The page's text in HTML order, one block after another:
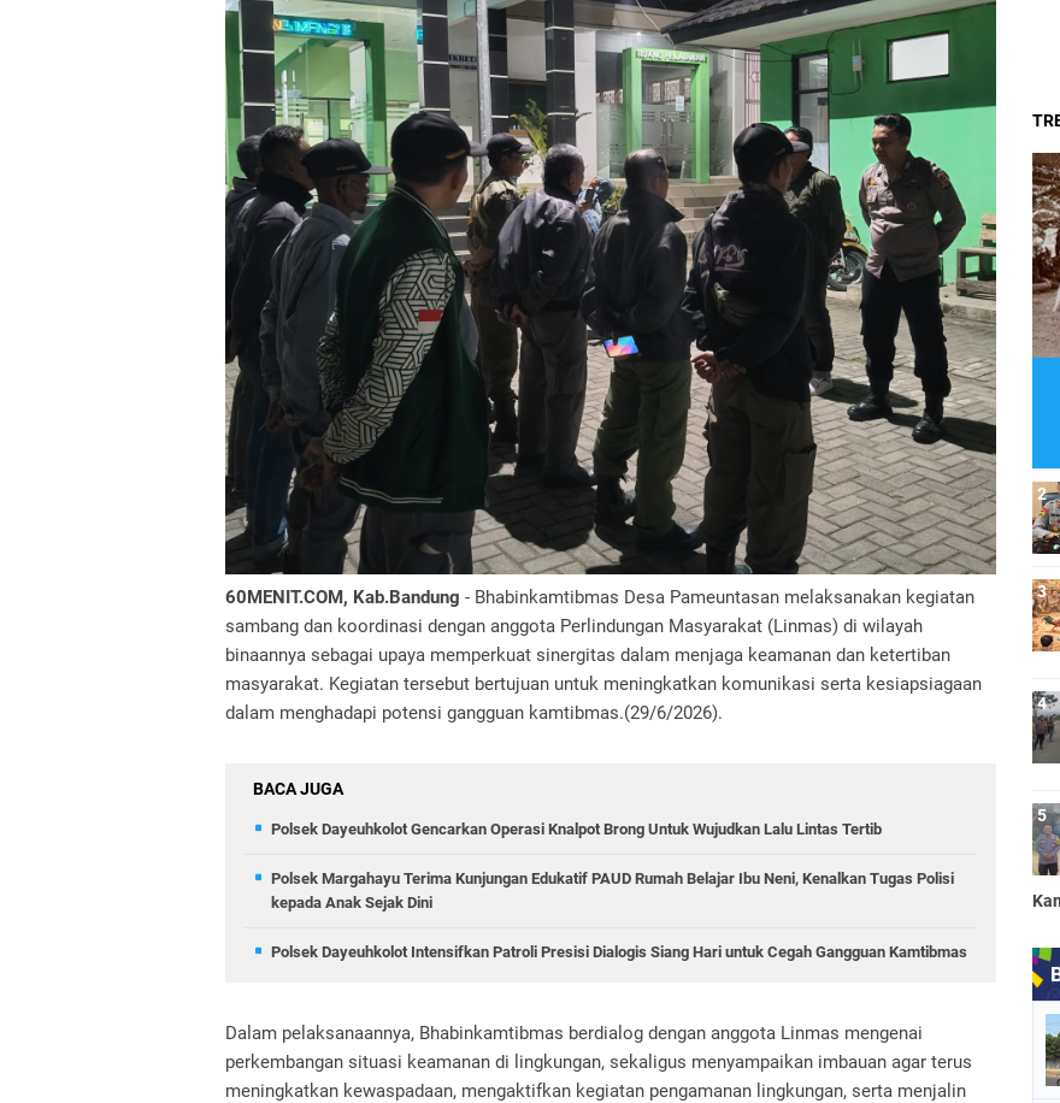
60MENIT.COM, Kab.Bandung - Bhabinkamtibmas Desa Pameuntasan melaksanakan kegiatan
sambang dan koordinasi dengan anggota Perlindungan Masyarakat (Linmas) di wilayah
binaannya sebagai upaya memperkuat sinergitas dalam menjaga keamanan dan ketertiban
masyarakat. Kegiatan tersebut bertujuan untuk meningkatkan komunikasi serta kesiapsiagaan
dalam menghadapi potensi gangguan kamtibmas.(29/6/2026).
BACA JUGA
Polsek Dayeuhkolot Gencarkan Operasi Knalpot Brong Untuk Wujudkan Lalu Lintas Tertib
Polsek Margahayu Terima Kunjungan Edukatif PAUD Rumah Belajar Ibu Neni, Kenalkan Tugas Polisi
kepada Anak Sejak Dini
Polsek Dayeuhkolot Intensifkan Patroli Presisi Dialogis Siang Hari untuk Cegah Gangguan Kamtibmas
Dalam pelaksanaannya, Bhabinkamtibmas berdialog dengan anggota Linmas mengenai
perkembangan situasi keamanan di lingkungan, sekaligus menyampaikan imbauan agar terus
meningkatkan kewaspadaan, mengaktifkan kegiatan pengamanan lingkungan, serta menjalin